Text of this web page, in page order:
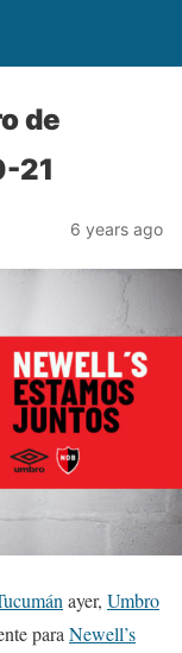
de
21
6 years ago
ayer, Umbro
paraNewell’s